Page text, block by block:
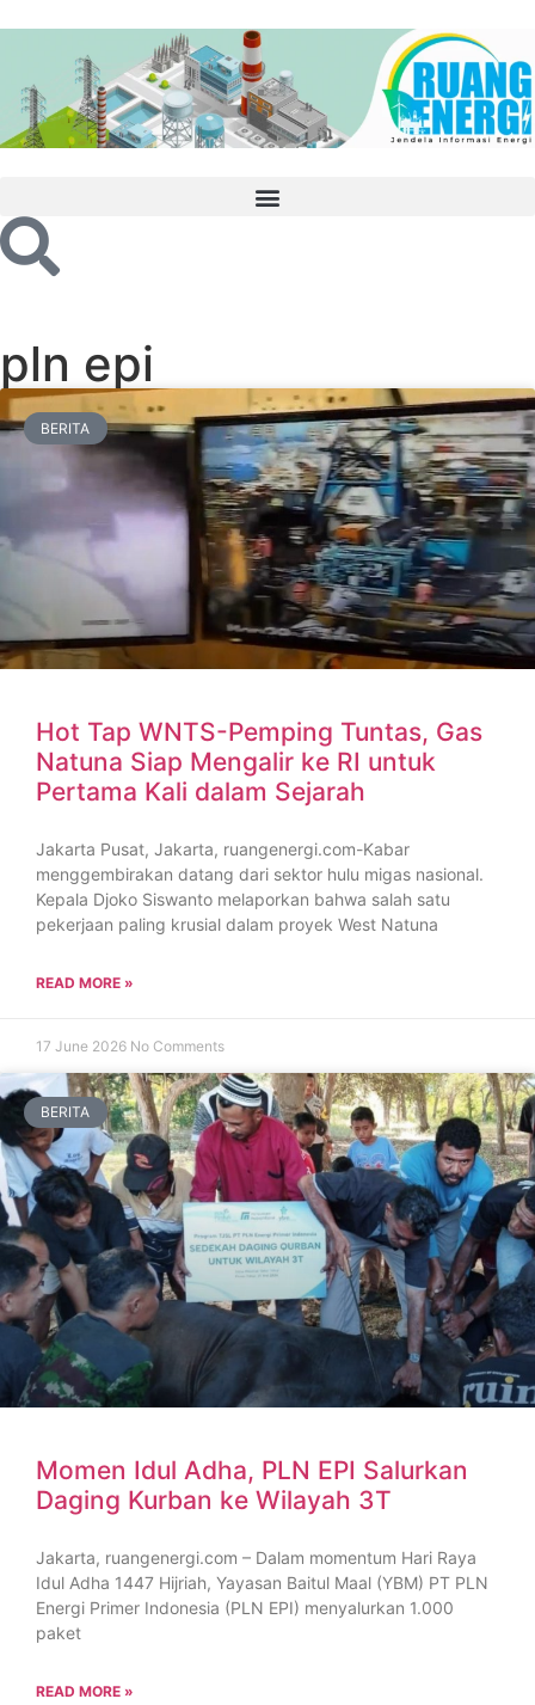
pln epi
BERITA
Hot Tap WNTS-Pemping Tuntas, Gas
Natuna Siap Mengalir ke RI untuk
Pertama Kali dalam Sejarah
Jakarta Pusat, Jakarta, ruangenergi.com-Kabar
menggembirakan datang dari sektor hulu migas nasional.
Kepala Djoko Siswanto melaporkan bahwa salah satu
pekerjaan paling krusial dalam proyek West Natuna
READ MORE »
17 June 2026 No Comments
BERITA
Momen Idul Adha, PLN EPI Salurkan
Daging Kurban ke Wilayah 3T
Jakarta, ruangenergi.com – Dalam momentum Hari Raya
Idul Adha 1447 Hijriah, Yayasan Baitul Maal (YBM) PT PLN
Energi Primer Indonesia (PLN EPI) menyalurkan 1.000
paket
READ MORE »